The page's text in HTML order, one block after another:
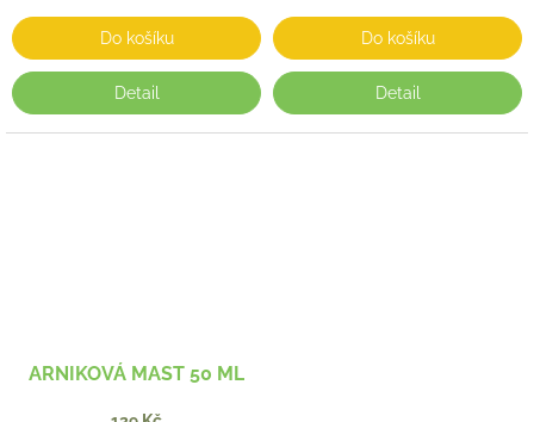
Do košíku
Detail
Do košíku
Detail
ARNIKOVÁ MAST 50 ML